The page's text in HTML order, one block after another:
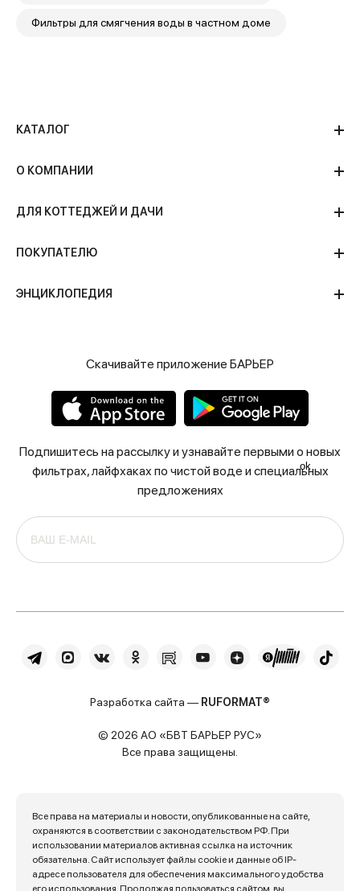
Фильтры для смягчения воды в частном доме
КАТАЛОГ
О КОМПАНИИ
ДЛЯ КОТТЕДЖЕЙ И ДАЧИ
ПОКУПАТЕЛЮ
ЭНЦИКЛОПЕДИЯ
Скачивайте приложение БАРЬЕР
Подпишитесь на рассылку и узнавайте первыми о новых
фильтрах, лайфхаках по чистой воде и специальных
предложениях
ok
Разработка сайта — RUFORMAT®
© 2026 АО «БВТ БАРЬЕР РУС»
Все права защищены.
Все права на материалы и новости, опубликованные на сайте,
охраняются в соответствии с законодательством РФ. При
использовании материалов активная ссылка на источник
обязательна. Сайт использует файлы cookie и данные об IP-
адресе пользователя для обеспечения максимального удобства
его использования. Продолжая пользоваться сайтом, вы